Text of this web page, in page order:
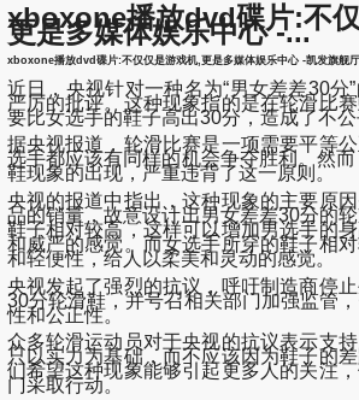
xboxone播放dvd碟片:不
更是多媒体娱乐中心 -...
xboxone播放dvd碟片:不仅仅是游戏机,更是多媒体娱乐中心 -凯发旗舰厅
近日，央视针对一种名为“男女差差30分
严厉的批评。这种现象指的是在轮滑比
要比女选手的鞋子高出30分，造成了不
据央视报道，轮滑比赛是一项需要平等
选手都应该有同样的机会争夺胜利。然
鞋现象的出现，严重违背了这一原则。
央视的报道中指出，这种现象的主要原
品的销量，故意设计出男女差差30分的
鞋子相对较高，这样可以增加男选手的
和威严的感觉。而女选手所穿的鞋子相
和轻便性，给人以柔美和灵动的感觉。
央视发起了强烈的抗议，呼吁制造商停
30分轮滑鞋，并号召相关部门加强监管
性和公正性。
众多轮滑运动员对于央视的抗议表示支
只以实力为基础，而不应该因为鞋子的
们希望这种现象能够引起更多人的关注
门采取行动。